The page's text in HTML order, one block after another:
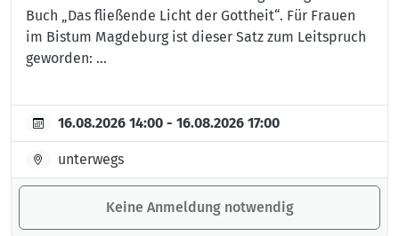
Buch „Das fließende Licht der Gottheit“. Für Frauen
im Bistum Magdeburg ist dieser Satz zum Leitspruch
geworden: ...
16.08.2026 14:00 - 16.08.2026 17:00
unterwegs
Keine Anmeldung notwendig